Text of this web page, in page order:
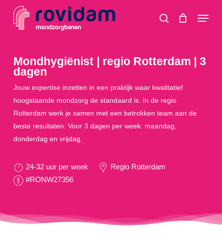
search
Menu
Mondhygiënist | regio Rotterdam | 3
dagen
Jouw expertise inzetten in een praktijk waar kwalitatief
hoogstaande mondzorg de standaard is. In de regio
Rotterdam werk je samen met een betrokken team aan de
beste resultaten. Voor 3 dagen per week: maandag,
donderdag en vrijdag.
24-32 uur per week
Regio Rotterdam
#RONW27356